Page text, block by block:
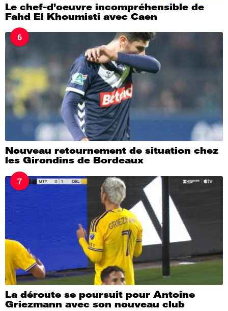
Le chef-d’oeuvre incompréhensible de
Fahd El Khoumisti avec Caen
6
Nouveau retournement de situation chez
les Girondins de Bordeaux
7
La déroute se poursuit pour Antoine
Griezmann avec son nouveau club